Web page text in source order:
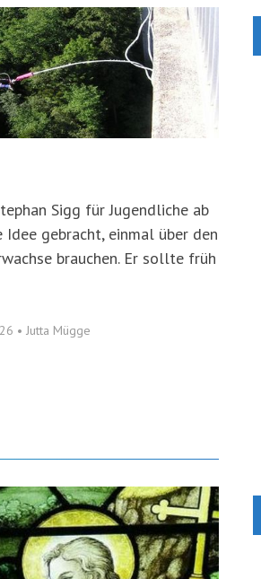
Sigg für Jugendliche ab
gebracht, einmal über den
brauchen. Er sollte früh
•Jutta Mügge